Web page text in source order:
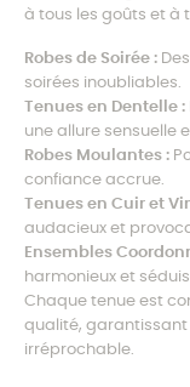
à tous les goûts et à
Robes de Soirée :
soirées inoubliables.
Tenues en Dentelle :
une allure sensuelle
Robes Moulantes :
confiance accrue.
Tenues en Cuir et
audacieux et
Ensembles
harmonieux et
Chaque tenue est
qualité,
irréprochable.